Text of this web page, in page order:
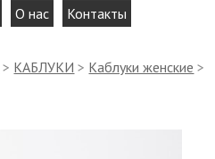
О нас Контакты
> КАБЛУКИ > Каблуки женские >